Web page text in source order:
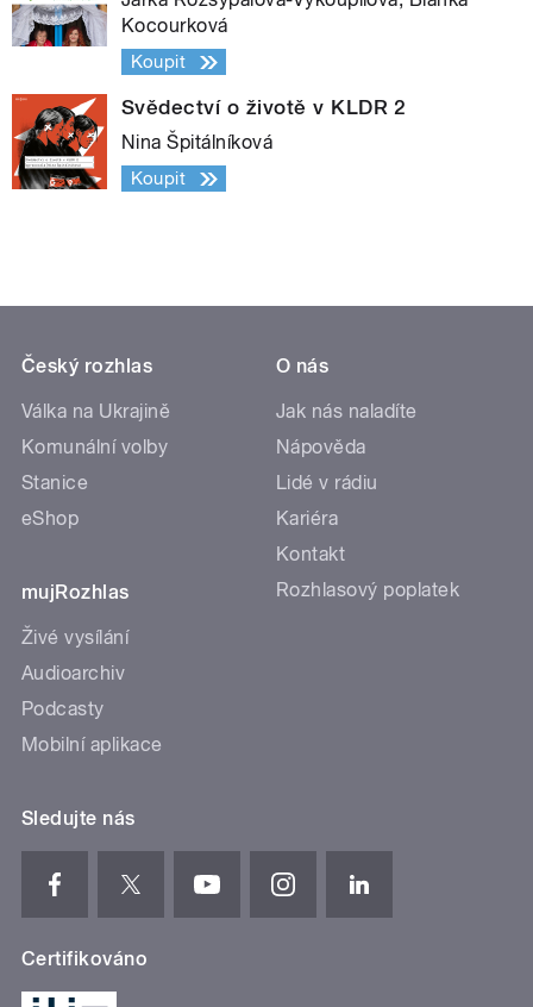
Kocourková
Koupit
Svědectví o životě v KLDR 2
Nina Špitálníková
Koupit
Český rozhlas
Válka na Ukrajině
Komunální volby
Stanice
eShop
mujRozhlas
Živé vysílání
Audioarchiv
Podcasty
Mobilní aplikace
O nás
Jak nás naladíte
Nápověda
Lidé v rádiu
Kariéra
Kontakt
Rozhlasový poplatek
Sledujte nás
Certifikováno